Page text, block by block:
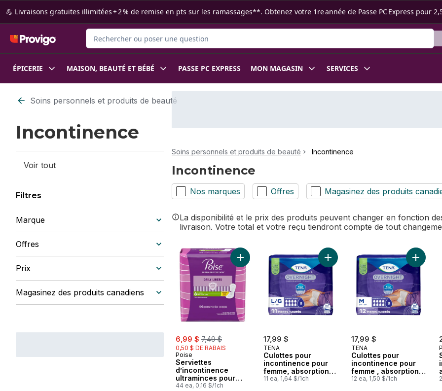
Passer au contenu principal
Passer au pied de page
💪 Livraisons gratuites illimitées + 2 % de remise en pts sur les ramassages**. Obtenez votre 1re année de Passe PC Express pour
Rechercher des produits
ÉPICERIE MAISON, BEAUTÉ ET BÉBÉ PASSE PC EXPRESS MON MAGASIN SERVICES
Passer au filtrage du contenu
Soins personnels et produits de beauté
Incontinence
Voir tout
Filtres
Marque
Offres
Prix
Magasinez des produits canadiens
Soins personnels et produits de beauté Incontinence
Incontinence
Nos marques Offres Magasinez des produits
La disponibilité et le prix des produits peuvent changer en fonction
livraison. Votre total et votre reçu tiendront compte de tout
sale:
6,99 $ , formerly:
7,49 $
0,50 $ DE RABAIS
Poise
Serviettes
d’incontinence
ultraminces pour
femmes, degré
44 ea, 0,16 $/1ch
Ajouter Serviettes d’incontinence ultraminces pour femmes,
17,99 $
TENA
Culottes pour
incontinence pour
femme, absorption
de nuit, Grand, 11
11 ea, 1,64 $/1ch
Ajouter Culottes pour incontinence
17,99 $
TENA
Culottes pour
incontinence pour
femme , absorption
de nuit, Moyen , 12
12 ea, 1,50 $/1ch
Ajouter